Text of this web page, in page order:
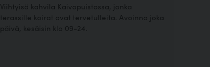
Viihtyisä kahvila Kaivopuistossa, jonka
terassille koirat ovat tervetulleita. Avoinna joka
päivä, kesäisin klo 09-24.